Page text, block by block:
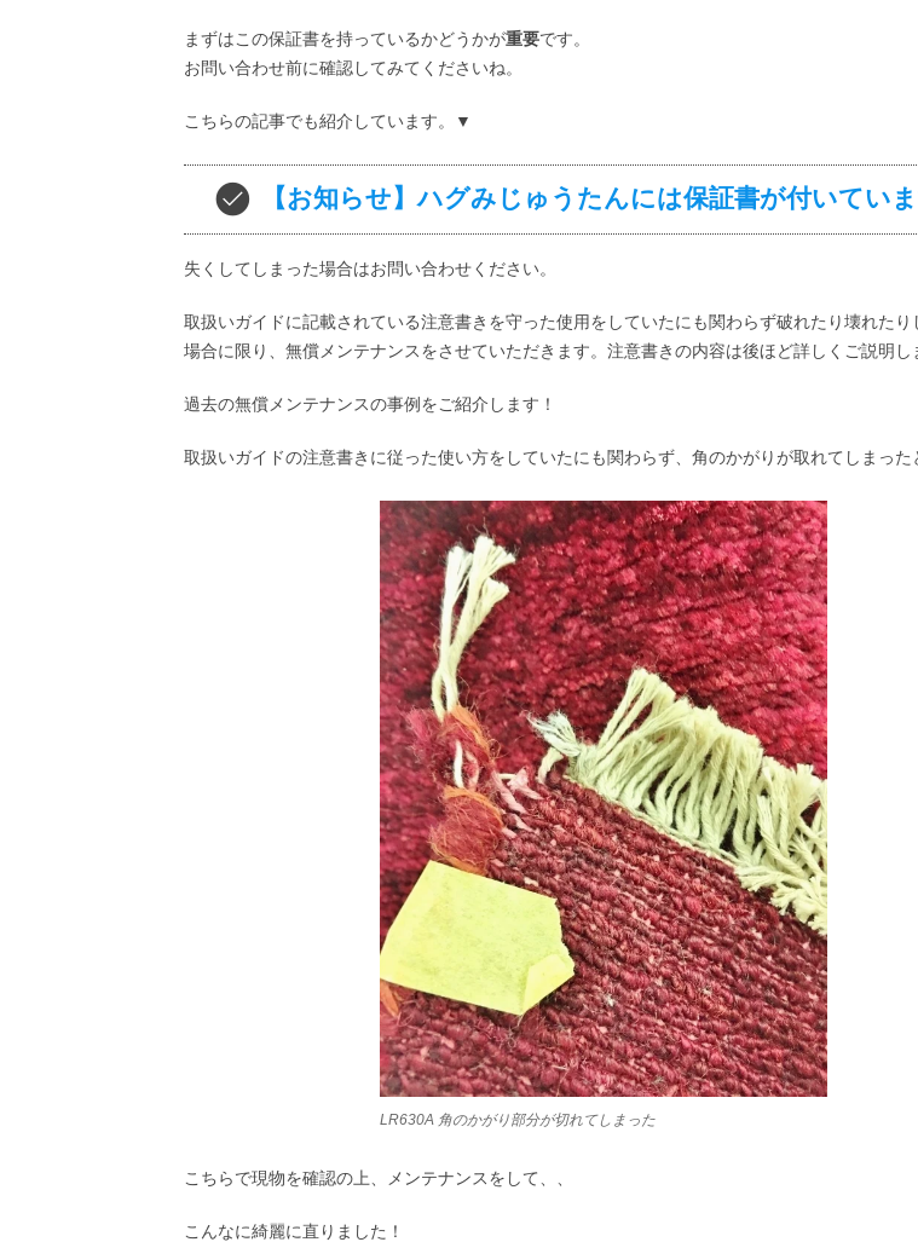
まずはこの保証書を持っているかどうかが重要です。
お問い合わせ前に確認してみてくださいね。
こちらの記事でも紹介しています。▼
【お知らせ】ハグみじゅうたんには保証書が付いてい
失くしてしまった場合はお問い合わせください。
取扱いガイドに記載されている注意書きを守った使用をしていたにも関わらず破れたり壊れたり
場合に限り、 無償メンテナンスをさせていただきます。注意書きの内容は後ほど詳しくご説明し
過去の無償メンテナンスの事例をご紹介します！
取扱いガイドの注意書きに従った使い方をしていたにも関わらず、角のかがりが取れてしまった
LR630A 角のかがり部分が切れてしまった
こちらで現物を確認の上、メンテナンスをして、、
こんなに綺麗に直りました！